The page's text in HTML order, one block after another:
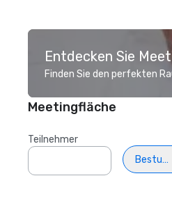
Entdecken Sie
Finden Sie den perfekten
Meetingfläche
Teilnehmer